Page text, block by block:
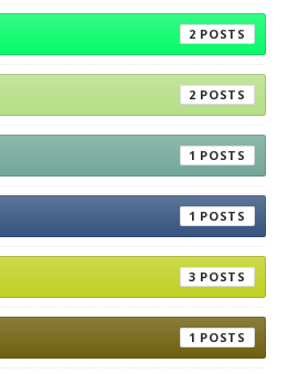
2
2
1
1
3
1